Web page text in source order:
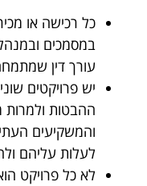
כל רכישה או
במסמכים
עורך דין
יש פרויקטים
ההבטות ולמרות
והמשקיעים
לעלות עליהם
לא כל פרויקט